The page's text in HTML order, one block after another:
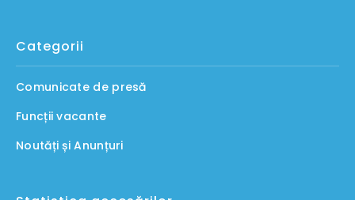
Categorii
Comunicate de presă
Funcții vacante
Noutăți și Anunțuri